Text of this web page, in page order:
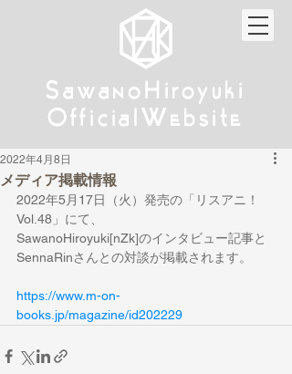
Sa wanoHiroyuki
Official W ebsite
Sa wanoHiroyuki
Official W ebsite
メディア掲載情報
2022年4月8日
2022年5月17日（火）発売の「リスアニ！
Vol.48」にて、
SawanoHiroyuki[nZk]のインタビュー記事と
SennaRinさんとの対談が掲載されます。
https://www.m-on-
books.jp/magazine/id202229